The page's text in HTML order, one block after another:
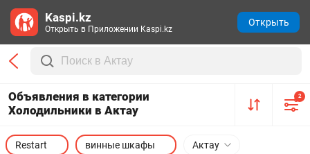
Объявления в категории
Холодильники в Актау
2
Актау
Restart винные шкафы
Kaspi.kz
Открыть в Приложении Kaspi.kz
Открыть